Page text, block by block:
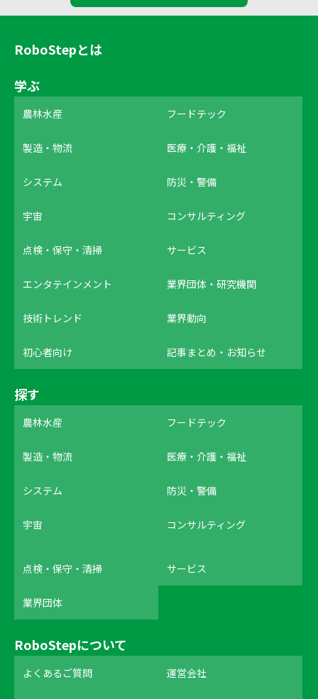
RoboStepとは
学ぶ
農林水産 フードテック
製造・物流 医療・介護・福祉
システム 防災・警備
宇宙 コンサルティング
点検・保守・清掃 サービス
エンタテインメント 業界団体・研究機関
技術トレンド 業界動向
初心者向け 記事まとめ・お知らせ
探す
農林水産 フードテック
製造・物流 医療・介護・福祉
システム 防災・警備
宇宙 コンサルティング
点検・保守・清掃 サービス
業界団体
RoboStepについて
よくあるご質問 運営会社